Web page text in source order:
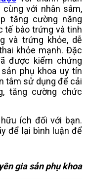
với nhân sâm,
tăng cường năng
tế bào trứng và tinh
và trứng khỏe, dễ
khỏe mạnh. Đặc
được kiểm chứng
phụ khoa uy tín
tâm sử dụng để cải
tăng cường chức
ích đối với bạn.
để lại bình luận để
gia sản phụ khoa